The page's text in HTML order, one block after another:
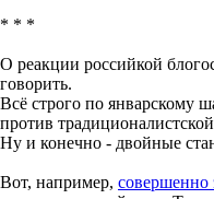
* * *
О реакции российкой
говорить.
Всё строго по январскому
против
Ну и конечно - двойные
Вот, например, совершенно